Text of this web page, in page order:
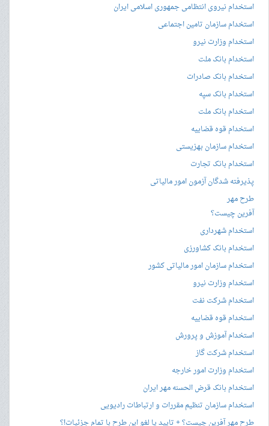
استخدام نیروی انتظامی جمهوری اسلامی ایران
استخدام سازمان تامین اجتماعی
استخدام وزارت نیرو
استخدام بانک ملت
استخدام بانک صادرات
استخدام بانک سپه
استخدام بانک ملت
استخدام قوه قضاییه
استخدام سازمان بهزیستی
استخدام بانک تجارت
پذیرفته شدگان آزمون امور مالیاتی
طرح مهر
آفرین چیست؟
استخدام شهرداری
استخدام بانک کشاورزی
استخدام سازمان امور مالیاتی کشور
استخدام وزارت نیرو
استخدام شرکت نفت
استخدام قوه قضاییه
استخدام آموزش و پرورش
استخدام شرکت گاز
استخدام وزارت امور خارجه
استخدام بانک قرض الحسنه مهر ایران
استخدام سازمان تنظیم مقررات و ارتباطات رادیویی
طرح مهر آفرین چیست؟ + تایید یا لغو این طرح با تمام جزئیات!؟